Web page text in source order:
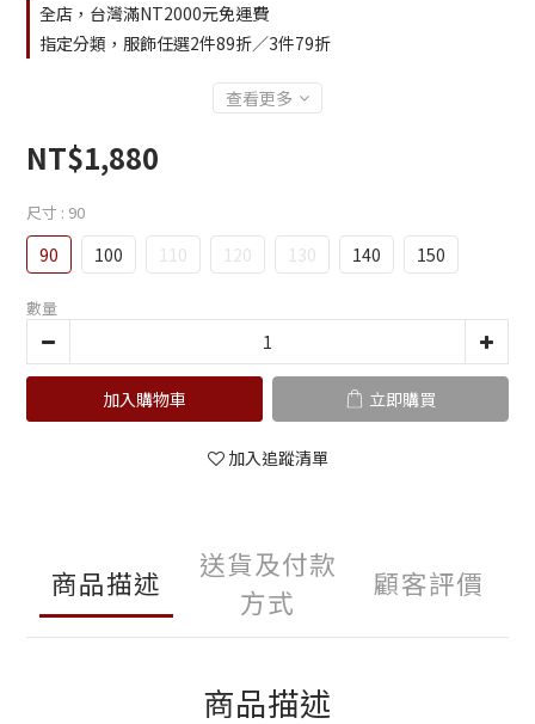
全店，台灣滿NT2000元免運費
指定分類，服飾任選2件89折／3件79折
查看更多
NT$1,880
尺寸 : 90
90 100 110 120 130 140 150
數量
加入購物車 立即購買
加入追蹤清單
商品描述
送貨及付款
方式
顧客評價
商品描述